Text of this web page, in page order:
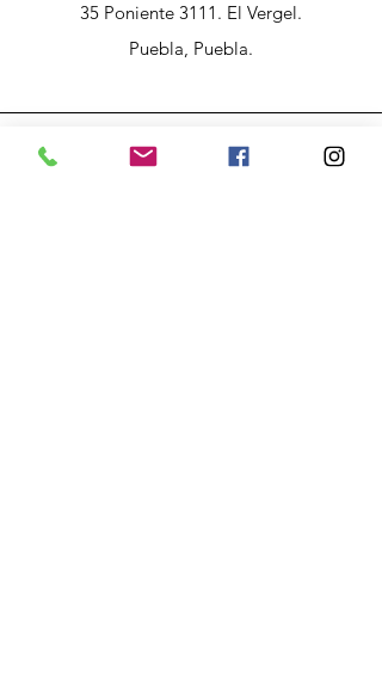
35 Poniente 3111. El Vergel.
Puebla, Puebla.